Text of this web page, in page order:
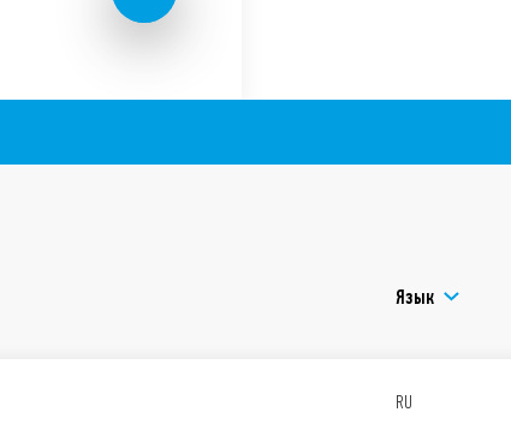
Специальная версия
Язык
RU